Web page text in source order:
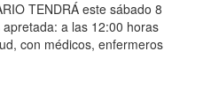
TENDRÁ este sábado 8
a las 12:00 horas
con médicos, enfermeros